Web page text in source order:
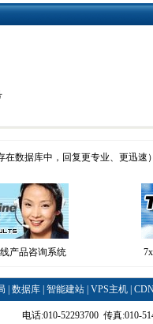
在数据库中，回复更专业、更迅速）
产品咨询系统
数据库 智能建站 VPS主机
电话:010-52293700 传真:010-